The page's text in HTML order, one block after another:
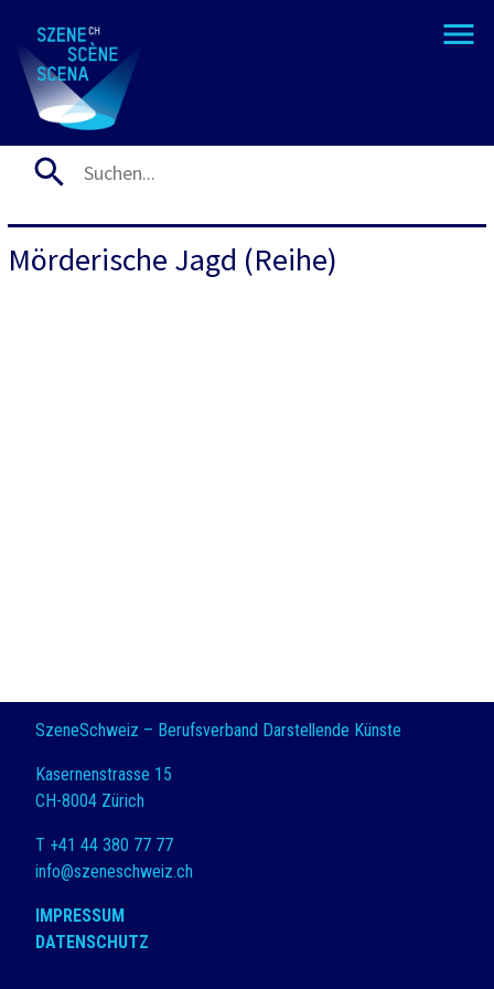
Mörderische Jagd (Reihe)
SzeneSchweiz – Berufsverband Darstellende Künste
Kasernenstrasse 15
CH-8004 Zürich
T +41 44 380 77 77
info@szeneschweiz.ch
IMPRESSUM
DATENSCHUTZ